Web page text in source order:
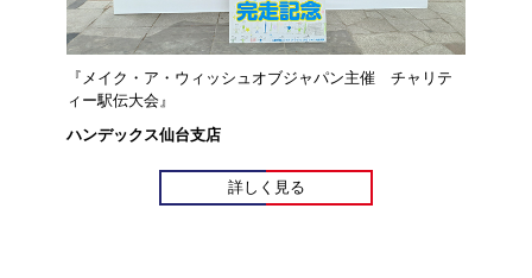
『メイク・ア・ウィッシュオブジャパン主催 チャリテ
ィー駅伝大会』
ハンデックス仙台支店
詳しく見る